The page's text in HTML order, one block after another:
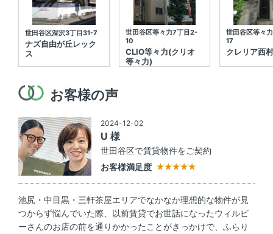
世田谷区深沢3丁目31-7
ナズ自由が丘レック
ス
世田谷区等々力7丁目2-
10
CLIO等々力(クリオ
等々力)
世田谷区等々
17
クレリア西村
お客様の声
2024-12-02
U 様
世田谷区で賃貸物件をご契約
お客様満足度
池尻・中目黒・三軒茶屋エリアでなかなか理想的な物件が見
つからず悩んでいた際、以前賃貸でお世話になったウィルビ
ーさんのお店の前を通りかかったことがきっかけで、ふらり